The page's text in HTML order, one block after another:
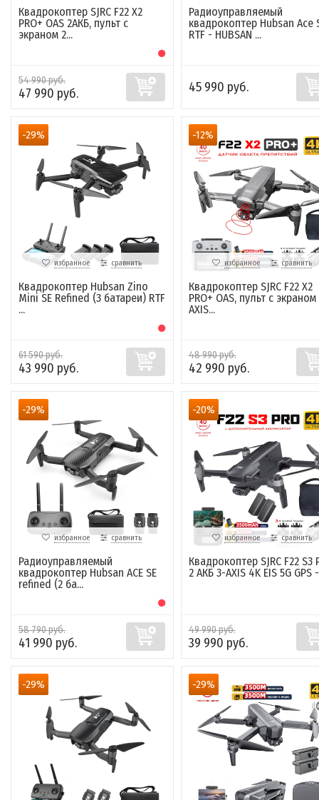
Квадрокоптер SJRC F22 X2
PRO+ OAS 2АКБ, пульт с
экраном 2...
54 990 руб.
47 990 руб.
Радиоуправляемый
квадрокоптер Hubsan Ace
RTF - HUBSAN ...
45 990 руб.
-29%
избранное сравнить
Квадрокоптер Hubsan Zino
Mini SE Refined (3 батареи) RTF
...
61 590 руб.
43 990 руб.
-12%
избранное сравнить
Квадрокоптер SJRC F22 X2
PRO+ OAS, пульт с
AXIS...
48 990 руб.
42 990 руб.
-29%
избранное сравнить
Радиоуправляемый
квадрокоптер Hubsan ACE SE
refined (2 ба...
58 790 руб.
41 990 руб.
-20%
избранное сравнить
Квадрокоптер SJRC F22 S3
2 АКБ 3-AXIS 4K EIS 5G GPS -
49 990 руб.
39 990 руб.
-29% -29%